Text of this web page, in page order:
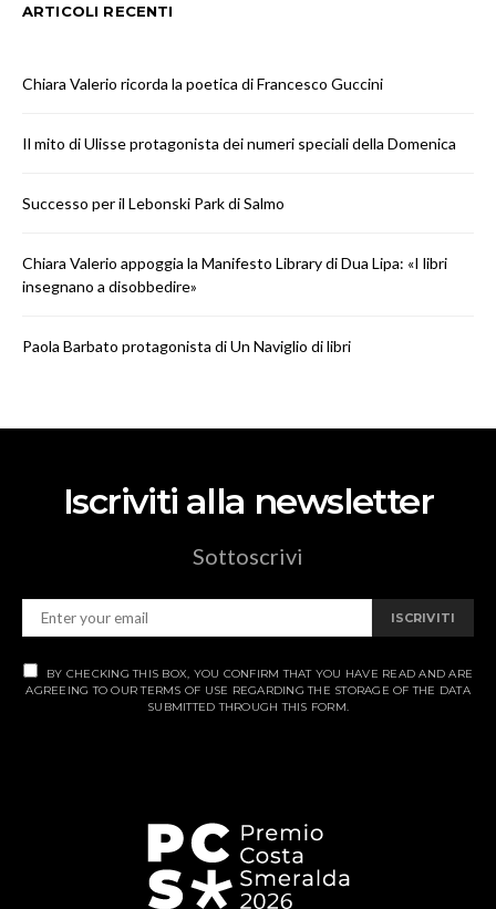
ARTICOLI RECENTI
Chiara Valerio ricorda la poetica di Francesco Guccini
Il mito di Ulisse protagonista dei numeri speciali della Domenica
Successo per il Lebonski Park di Salmo
Chiara Valerio appoggia la Manifesto Library di Dua Lipa: «I libri
insegnano a disobbedire»
Paola Barbato protagonista di Un Naviglio di libri
Iscriviti alla newsletter
Sottoscrivi
ISCRIVITI
BY CHECKING THIS BOX, YOU CONFIRM THAT YOU HAVE READ AND ARE
AGREEING TO OUR TERMS OF USE REGARDING THE STORAGE OF THE DATA
SUBMITTED THROUGH THIS FORM.